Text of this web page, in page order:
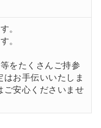
。
。
をたくさんご持参
はお手伝いいたしま
ご安心くださいませ